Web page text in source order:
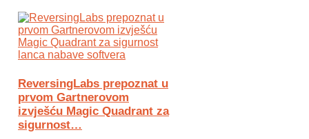
ReversingLabs prepoznat u
prvom Gartnerovom
izvješću Magic Quadrant za
sigurnost…